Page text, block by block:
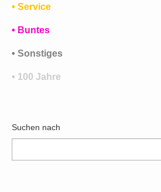
• Service
• Buntes
• Sonstiges
• 100 Jahre
Suchformular
Suchen nach